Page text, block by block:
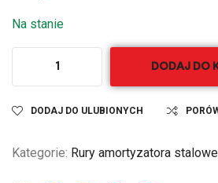
Na stanie
DODAJ DO
DODAJ DO ULUBIONYCH
Kategorie: Rury amortyzatora stalowe